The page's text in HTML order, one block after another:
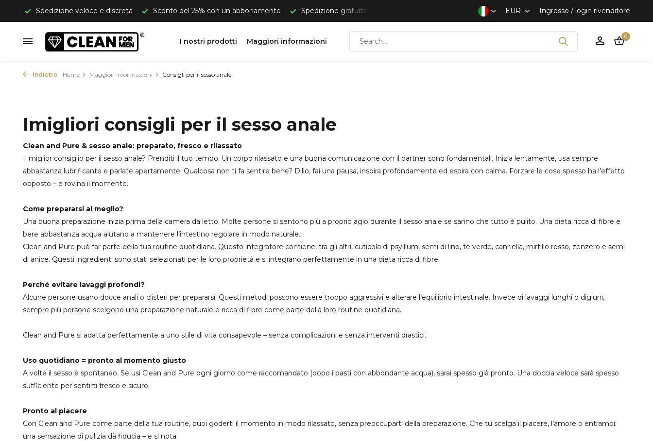
Spedizione veloce e discreta Sconto del 25% con un abbonamento Spedizione gratuita a partire da €50. Spedizione veloce e discreta
EUR Ingrosso / login rivenditore
I nostri prodotti Maggiori informazioni
0
Indietro Home Maggiori informazioni Consigli per il sesso anale
Imigliori consigli per il sesso anale
Clean and Pure & sesso anale: preparato, fresco e rilassato
Il miglior consiglio per il sesso anale? Prenditi il tuo tempo. Un corpo rilassato e una buona comunicazione con il partner sono fondamentali. Inizia lentamente, usa sempre
abbastanza lubrificante e parlate apertamente. Qualcosa non ti fa sentire bene? Dillo, fai una pausa, inspira profondamente ed espira con calma. Forzare le cose spesso ha l’effetto
opposto – e rovina il momento.
Come prepararsi al meglio?
Una buona preparazione inizia prima della camera da letto. Molte persone si sentono più a proprio agio durante il sesso anale se sanno che tutto è pulito. Una dieta ricca di fibre e
bere abbastanza acqua aiutano a mantenere l’intestino regolare in modo naturale.
Clean and Pure può far parte della tua routine quotidiana. Questo integratore contiene, tra gli altri, cuticola di psyllium, semi di lino, tè verde, cannella, mirtillo rosso, zenzero e semi
di anice. Questi ingredienti sono stati selezionati per le loro proprietà e si integrano perfettamente in una dieta ricca di fibre.
Perché evitare lavaggi profondi?
Alcune persone usano docce anali o clisteri per prepararsi. Questi metodi possono essere troppo aggressivi e alterare l’equilibrio intestinale. Invece di lavaggi lunghi o digiuni,
sempre più persone scelgono una preparazione naturale e ricca di fibre come parte della loro routine quotidiana.
Clean and Pure si adatta perfettamente a uno stile di vita consapevole – senza complicazioni e senza interventi drastici.
Uso quotidiano = pronto al momento giusto
A volte il sesso è spontaneo. Se usi Clean and Pure ogni giorno come raccomandato (dopo i pasti con abbondante acqua), sarai spesso già pronto. Una doccia veloce sarà spesso
sufficiente per sentirti fresco e sicuro.
Pronto al piacere
Con Clean and Pure come parte della tua routine, puoi goderti il momento in modo rilassato, senza preoccuparti della preparazione. Che tu scelga il piacere, l’amore o entrambi:
una sensazione di pulizia dà fiducia – e si nota.